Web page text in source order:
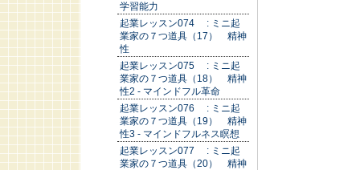
学習能力
起業レッスン074 : ミニ起
業家の７つ道具（17） 精神
性
起業レッスン075 : ミニ起
業家の７つ道具（18） 精神
性2 - マインドフル革命
起業レッスン076 : ミニ起
業家の７つ道具（19） 精神
性3 - マインドフルネス瞑想
起業レッスン077 : ミニ起
業家の７つ道具（20） 精神